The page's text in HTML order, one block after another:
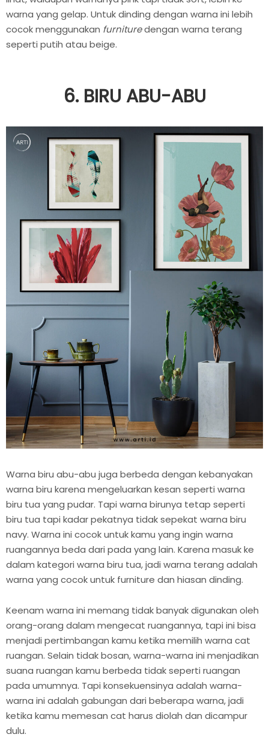
warna yang gelap. Untuk dinding dengan warna ini lebih
cocok menggunakan furnituredengan warna terang
seperti putih atau beige.
6. BIRU ABU-ABU
Warna biru abu-abu juga berbeda dengan kebanyakan
warna biru karena mengeluarkan kesan seperti warna
biru tua yang pudar. Tapi warna birunya tetap seperti
biru tua tapi kadar pekatnya tidak sepekat warna biru
navy. Warna ini cocok untuk kamu yang ingin warna
ruangannya beda dari pada yang lain. Karena masuk ke
dalam kategori warna biru tua, jadi warna terang adalah
warna yang cocok untuk furniture dan hiasan dinding.
Keenam warna ini memang tidak banyak digunakan oleh
orang-orang dalam mengecat ruangannya, tapi ini bisa
menjadi pertimbangan kamu ketika memilih warna cat
ruangan. Selain tidak bosan, warna-warna ini menjadikan
suana ruangan kamu berbeda tidak seperti ruangan
pada umumnya. Tapi konsekuensinya adalah warna-
warna ini adalah gabungan dari beberapa warna, jadi
ketika kamu memesan cat harus diolah dan dicampur
dulu.